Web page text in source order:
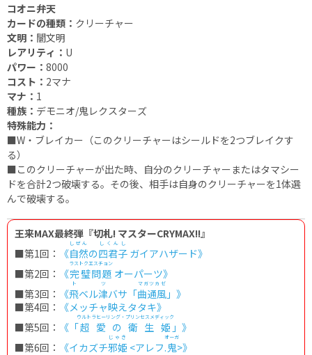
コオニ弁天
カードの種類： クリーチャー
文明： 闇文明
レアリティ： U
パワー： 8000
コスト： 2マナ
マナ： 1
種族： デモニオ/鬼レクスターズ
特殊能力：
■W・ブレイカー（このクリーチャーはシールドを2つブレイクす
る）
■このクリーチャーが出た時、自分のクリーチャーまたはタマシー
ドを合計2つ破壊する。その後、相手は自身のクリーチャーを1体選
んで破壊する。
王来MAX最終弾『切札! マスターCRYMAX!!』
■第1回：
《自然
しぜん
の四君子
しくんし
ガイアハザード》
■第2回：
《完璧問題
ラストクエスチョン
オーパーツ》
■第3回：
《飛
ト
ベル津
ツ
バサ「曲通風
マガツカゼ
」》
■第4回：
《メッチャ映えタタキ》
■第5回：
《「超愛の衛生姫
ウルトラヒーリング・プリンセスメディック
」》
■第6回：
《イカズチ邪姫
じゃき
<アレフ. 鬼
オーガ
>》